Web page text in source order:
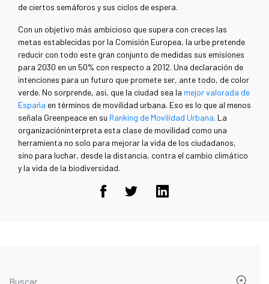
de ciertos semáforos y sus ciclos de espera.
Con un objetivo más ambicioso que supera con creces las
metas establecidas por la Comisión Europea, la urbe pretende
reducir con todo este gran conjunto de medidas sus emisiones
para 2030 en un 50% con respecto a 2012. Una declaración de
intenciones para un futuro que promete ser, ante todo, de color
verde. No sorprende, así, que la ciudad sea la mejor valorada de
España en términos de movilidad urbana. Eso es lo que al menos
señala Greenpeace en su Ranking de Movilidad Urbana. La
organizacióninterpreta esta clase de movilidad como una
herramienta no solo para mejorar la vida de los ciudadanos,
sino para luchar, desde la distancia, contra el cambio climático
y la vida de la biodiversidad.